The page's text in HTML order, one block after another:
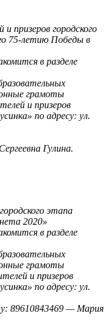
призеров городского
75-летию Победы в
в разделе
грамоты
и призеров
по адресу: ул.
Гулина.
этапа
2020»
в разделе
грамоты
и призеров
по адресу: ул.
89610843469 — Мария